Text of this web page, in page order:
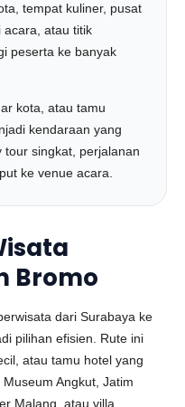
tempat kuliner, pusat
acara, atau titik
peserta ke banyak
kota, atau tamu
kendaraan yang
tour singkat, perjalanan
ke venue acara.
Bromo
dari Surabaya ke
pilihan efisien. Rute ini
atau tamu hotel yang
Angkut, Jatim
Malang, atau villa.